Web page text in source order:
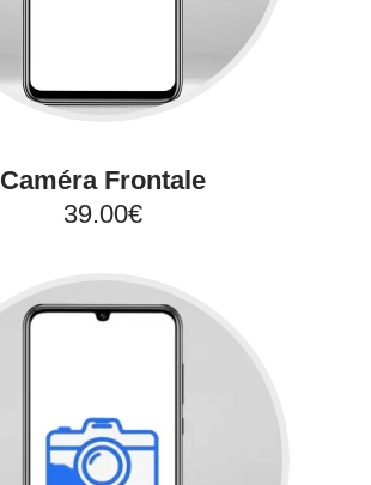
Caméra Frontale
39.00€